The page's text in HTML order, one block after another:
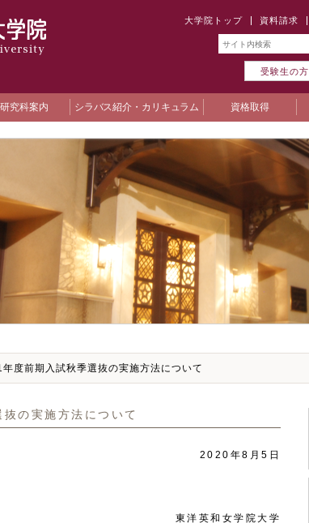
大学院トップ 資料請求
受験生の方
研究科案内 シラバス紹介・カリキュラム 資格取得
度前期入試秋季選抜の実施方法について
の実施方法について
2020 年8 月 5 日
東洋英和女学院大学